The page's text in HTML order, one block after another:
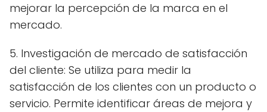
mejorar la percepción de la marca en el
mercado.
5. Investigación de mercado de satisfacción
del cliente: Se utiliza para medir la
satisfacción de los clientes con un producto o
servicio. Permite identificar áreas de mejora y